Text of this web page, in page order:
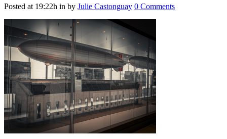
Posted at 19:22h in by Julie Castonguay 0 Comments